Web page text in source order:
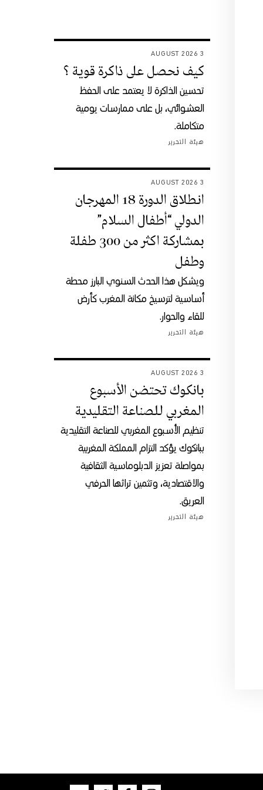
3 AUGUST 2026
كيف نحصل على ذاكرة قوية ؟
تحسين الذاكرة لا يعتمد على الحفظ
العشوائي، بل على ممارسات يومية
متكاملة.
هيئة التحرير
3 AUGUST 2026
انطلاق الدورة 18 المهرجان
الدولي “أطفال السلام”
بمشاركة اكثر من 300 طفلة
وطفل
ويشكل هذا الحدث السنوي البارز محطة
أساسية لترسيخ مكانة المغرب كأرض
للقاء والحوار.
هيئة التحرير
3 AUGUST 2026
بانكوك تحتضن الأسبوع
المغربي للصناعة التقليدية
تنظيم الأسبوع المغربي للصناعة التقليدية
ببانكوك يؤكد التزام المملكة المغربية
بمواصلة تعزيز الدبلوماسية الثقافية
والاقتصادية، وتثمين تراثها الحرفي
العريق.
هيئة التحرير